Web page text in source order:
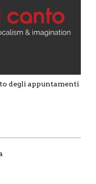
degli appuntamenti